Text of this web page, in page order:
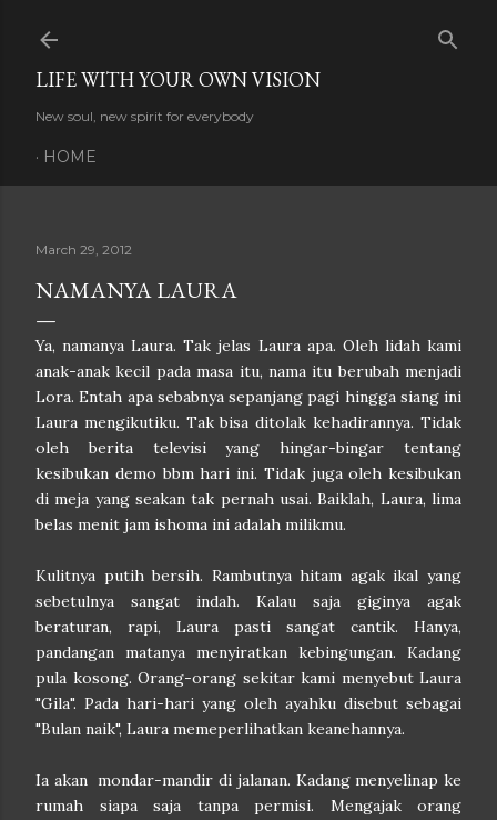
LIFE WITH YOUR OWN VISION
New soul, new spirit for everybody
HOME
March 29, 2012
NAMANYA LAURA
Ya, namanya Laura. Tak jelas Laura apa. Oleh lidah kami
anak-anak kecil pada masa itu, nama itu berubah menjadi
Lora. Entah apa sebabnya sepanjang pagi hingga siang ini
Laura mengikutiku. Tak bisa ditolak kehadirannya. Tidak
oleh berita televisi yang hingar-bingar tentang
kesibukan demo bbm hari ini. Tidak juga oleh kesibukan
di meja yang seakan tak pernah usai. Baiklah, Laura, lima
belas menit jam ishoma ini adalah milikmu.
Kulitnya putih bersih. Rambutnya hitam agak ikal yang
sebetulnya sangat indah. Kalau saja giginya agak
beraturan, rapi, Laura pasti sangat cantik. Hanya,
pandangan matanya menyiratkan kebingungan. Kadang
pula kosong. Orang-orang sekitar kami menyebut Laura
"Gila". Pada hari-hari yang oleh ayahku disebut sebagai
"Bulan naik", Laura memeperlihatkan keanehannya.
Ia akan mondar-mandir di jalanan. Kadang menyelinap ke
rumah siapa saja tanpa permisi. Mengajak orang